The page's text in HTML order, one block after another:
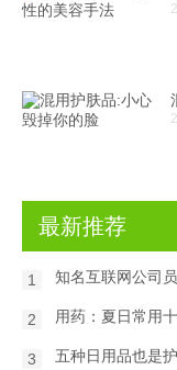
最新推荐
1 知名互联网公司
2 用药：夏日常用
3 五种日用品也是